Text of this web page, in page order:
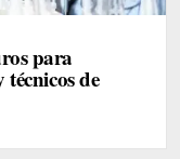
para
de